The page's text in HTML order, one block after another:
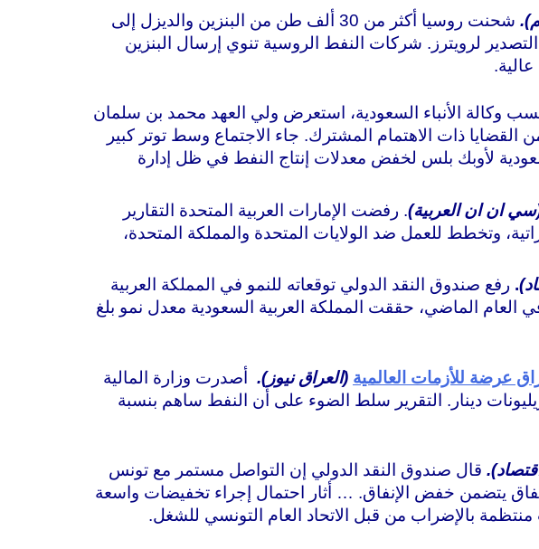
شحنت روسيا أكثر من 30 ألف طن من البنزين والديزل إلى
لرويترز. شركات النفط الروسية تنوي إرسال البنزين
وكالة الأنباء السعودية، استعرض ولي العهد محمد بن سلمان
القضايا ذات الاهتمام المشترك. جاء الاجتماع وسط توتر كبير
لأوبك بلس لخفض معدلات إنتاج النفط في ظل إدارة
ان ان العربية). رفضت الإمارات العربية المتحدة التقارير
وتخطط للعمل ضد الولايات المتحدة والمملكة المتحدة،
. رفع صندوق النقد الدولي توقعاته للنمو في المملكة العربية
مئوية عن تقديراته الأولية … في العام الماضي، حققت المملكة العربية السعودية معدل نمو بلغ
عرضة للأزمات العالمية (العراق نيوز). أصدرت وزارة المالية
أشارت فيه إلى أن إيرادات شهر كانون الثاني من العام المالي 2023 تجاوزت 7 تريليونات دينار. التقرير سلط الضوء على أن النفط ساهم بنسبة
قال صندوق النقد الدولي إن التواصل مستمر مع تونس
برفض أي اتفاق يتضمن خفض الإنفاق. … أثار احتمال إجراء تخفيضات واسعة
منتظمة بالإضراب من قبل الاتحاد العام التونسي للشغل.